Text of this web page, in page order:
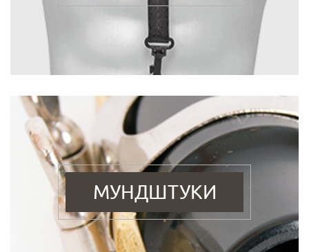
МУНДШТУКИ